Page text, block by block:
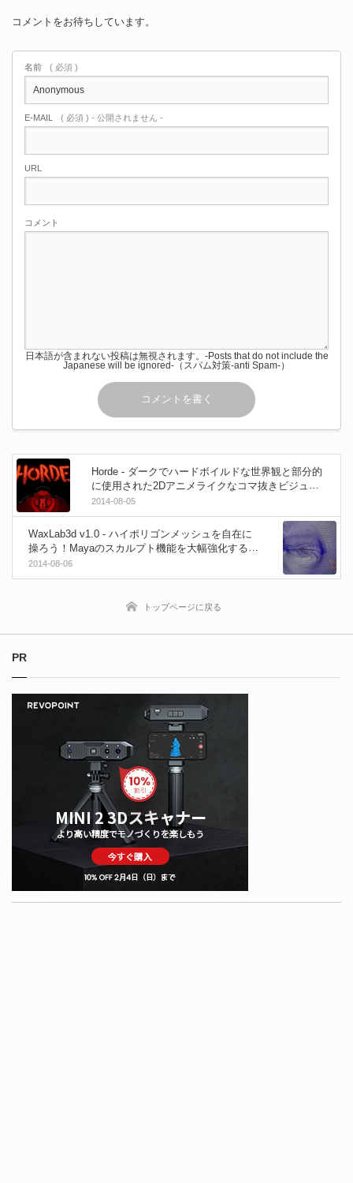
コメントをお待ちしています。
名前 ( 必須 )
E-MAIL ( 必須 ) - 公開されません -
URL
コメント
日本語が含まれない投稿は無視されます。-Posts that do not include the
Japanese will be ignored-（スパム対策-anti Spam-）
Horde - ダークでハードボイルドな世界観と部分的
に使用された2Dアニメライクなコマ抜きビジュア
ルに注目のショートフィルム！
2014-08-05
WaxLab3d v1.0 - ハイポリゴンメッシュを自在に
操ろう！Mayaのスカルプト機能を大幅強化するプ
ラグイン！
2014-08-06
トップページに戻る
PR